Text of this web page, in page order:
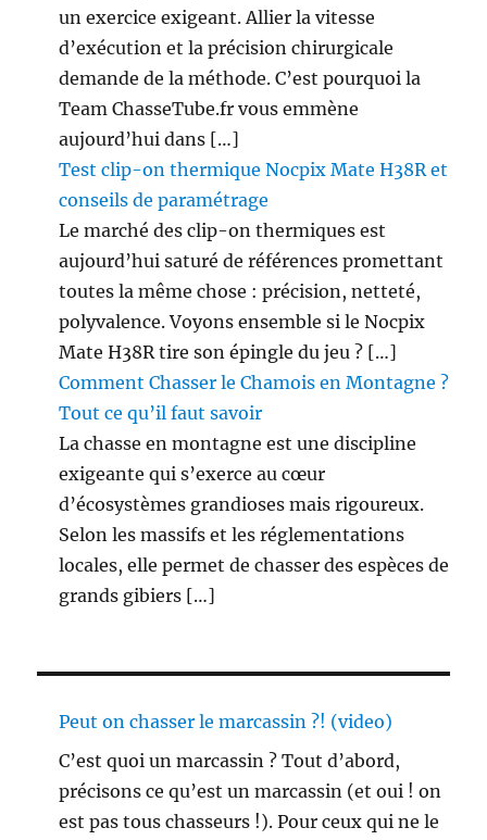
un exercice exigeant. Allier la vitesse
d’exécution et la précision chirurgicale
demande de la méthode. C’est pourquoi la
Team ChasseTube.fr vous emmène
aujourd’hui dans […]
Test clip-on thermique Nocpix Mate H38R et
conseils de paramétrage
Le marché des clip-on thermiques est
aujourd’hui saturé de références promettant
toutes la même chose : précision, netteté,
polyvalence. Voyons ensemble si le Nocpix
Mate H38R tire son épingle du jeu ? […]
Comment Chasser le Chamois en Montagne ?
Tout ce qu’il faut savoir
La chasse en montagne est une discipline
exigeante qui s’exerce au cœur
d’écosystèmes grandioses mais rigoureux.
Selon les massifs et les réglementations
locales, elle permet de chasser des espèces de
grands gibiers […]
Peut on chasser le marcassin ?! (video)
C’est quoi un marcassin ? Tout d’abord,
précisons ce qu’est un marcassin (et oui ! on
est pas tous chasseurs !). Pour ceux qui ne le